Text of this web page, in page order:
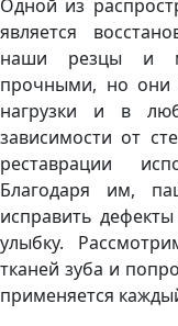
Одной из
является
наши резцы и
прочными, но они
нагрузки и в
зависимости от
реставрации
Благодаря им,
исправить
улыбку.
тканей зуба и
применяется